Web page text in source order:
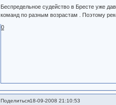
Беспредельное судейство в Бресте уже
команд по разным возрастам . Поэтому
0
Поделиться18-09-2008 21:10:53